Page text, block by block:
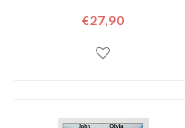
Kleurrijke poster
Print,
Fotopapier
€27,90